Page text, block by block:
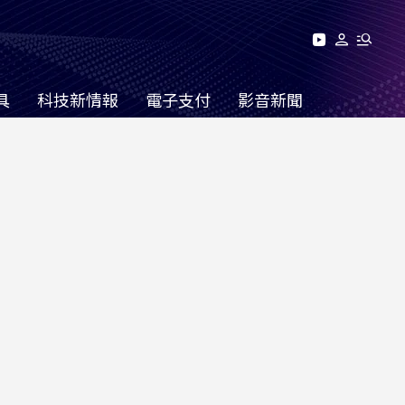
科技新情報 電子支付 影音新聞